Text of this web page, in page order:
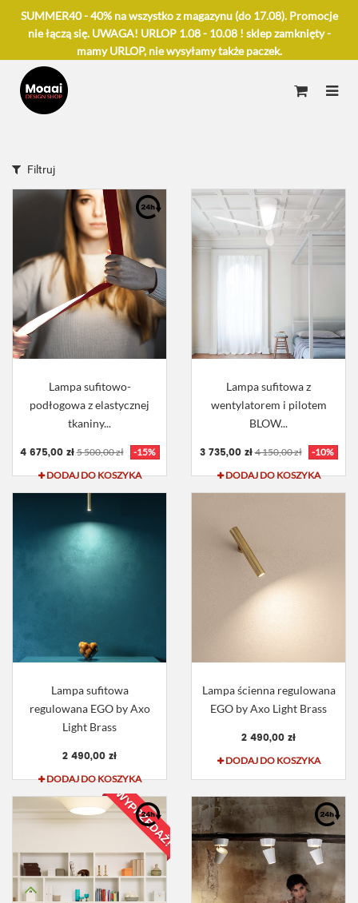
SUMMER40 - 40% na wszystko z magazynu (do 17.08). Promocje
nie łączą się. UWAGA! URLOP 1.08 - 10.08 ! sklep zamknięty -
mamy URLOP, nie wysyłamy także paczek.
Filtruj
Lampa sufitowo-
podłogowa z elastycznej
tkaniny...
4 675,00 zł 5 500,00 zł
-15%
DODAJ DO KOSZYKA
Lampa sufitowa z
wentylatorem i pilotem
BLOW...
3 735,00 zł 4 150,00 zł
-10%
DODAJ DO KOSZYKA
Lampa sufitowa
regulowana EGO by Axo
Light Brass
2 490,00 zł
DODAJ DO KOSZYKA
Lampa ścienna regulowana
EGO by Axo Light Brass
2 490,00 zł
DODAJ DO KOSZYKA
WYPRZEDAŻ!